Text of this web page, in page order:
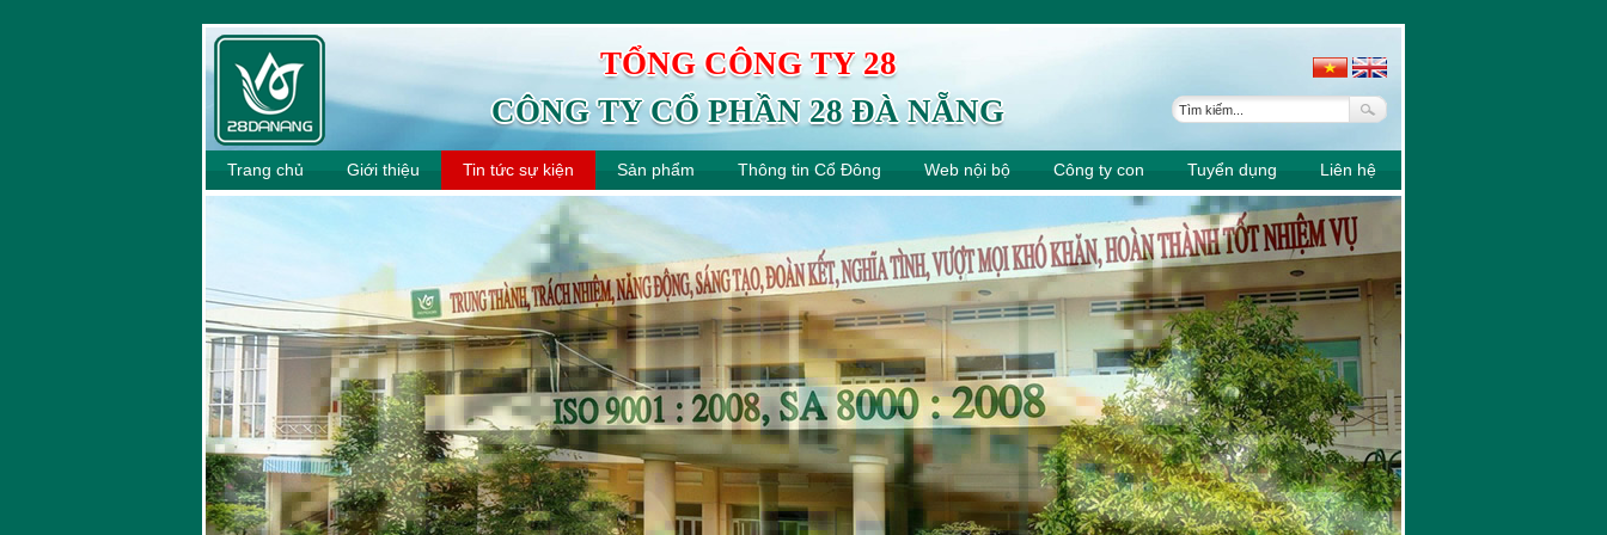
TỔNG CÔNG TY 28
CÔNG TY CỔ PHẦN 28 ĐÀ NẴNG
Trang chủ Giới thiệu Tin tức sự kiện Sản phẩm Thông tin Cổ Đông Web nội bộ Công ty con Tuyển dụng Liên hệ
0107-37
6307